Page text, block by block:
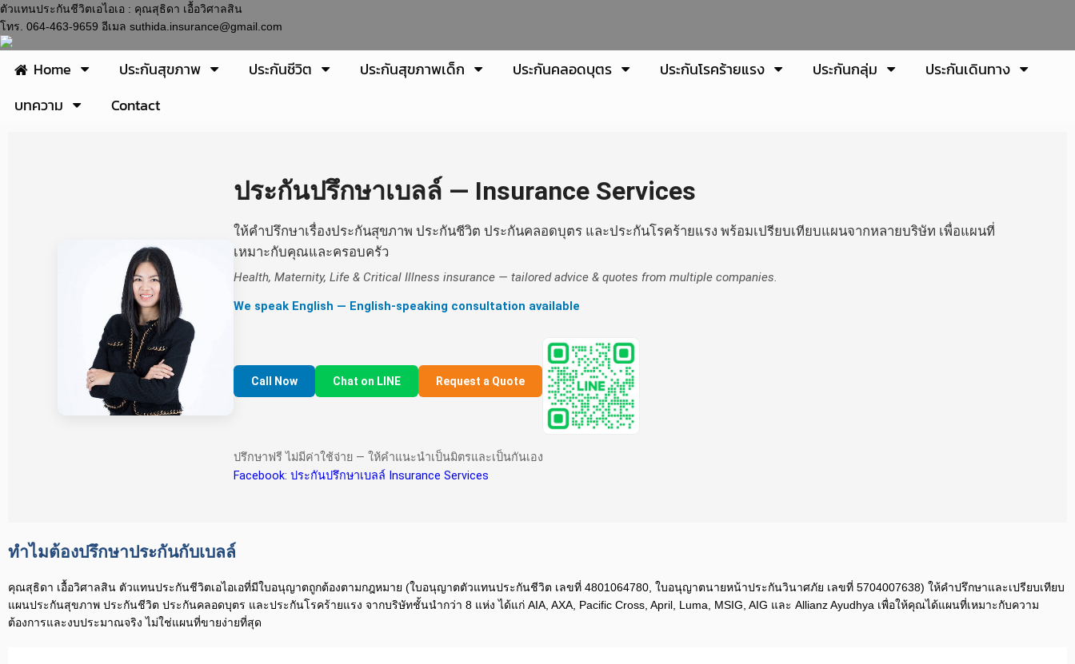
ตัวแทนประกันชีวิตเอไอเอ : คุณสุธิดา เอื้อวิศาลสิน
โทร. 064-463-9659 อีเมล suthida.insurance@gmail.com
Home ประกันสุขภาพ ประกันชีวิต ประกันสุขภาพเด็ก ประกันคลอดบุตร ประกันโรคร้ายแรง ประกันกลุ่ม
ประกันเดินทาง
บทความ
Contact
ประกันปรึกษาเบลล์ — Insurance Services
ให้คำปรึกษาเรื่องประกันสุขภาพ ประกันชีวิต ประกันคลอดบุตร และประกันโรคร้ายแรง พร้อมเปรียบเทียบแผนจากหลายบริษัท เพื่อแผนที่
เหมาะกับคุณและครอบครัว
Health, Maternity, Life & Critical Illness insurance — tailored advice & quotes from multiple companies.
We speak English — English-speaking consultation available
Call Now Chat on LINE Request a Quote
ปรึกษาฟรี ไม่มีค่าใช้จ่าย — ให้คำแนะนำเป็นมิตรและเป็นกันเอง
Facebook: ประกันปรึกษาเบลล์ Insurance Services
ทำไมต้องปรึกษาประกันกับเบลล์
คุณสุธิดา เอื้อวิศาลสิน ตัวแทนประกันชีวิตเอไอเอที่มีใบอนุญาตถูกต้องตามกฎหมาย (ใบอนุญาตตัวแทนประกันชีวิต เลขที่ 4801064780, ใบอนุญาตนายหน้าประกันวินาศภัย เลขที่ 5704007638) ให้คำปรึกษาและเปรียบเทียบ
แผนประกันสุขภาพ ประกันชีวิต ประกันคลอดบุตร และประกันโรคร้ายแรง จากบริษัทชั้นนำกว่า 8 แห่ง ได้แก่ AIA, AXA, Pacific Cross, April, Luma, MSIG, AIG และ Allianz Ayudhya เพื่อให้คุณได้แผนที่เหมาะกับความ
ต้องการและงบประมาณจริง ไม่ใช่แผนที่ขายง่ายที่สุด